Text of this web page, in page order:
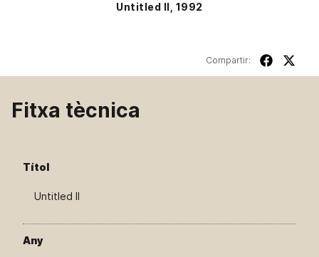
Untitled II, 1992
Compartir:
Fitxa tècnica
Títol
Untitled II
Any